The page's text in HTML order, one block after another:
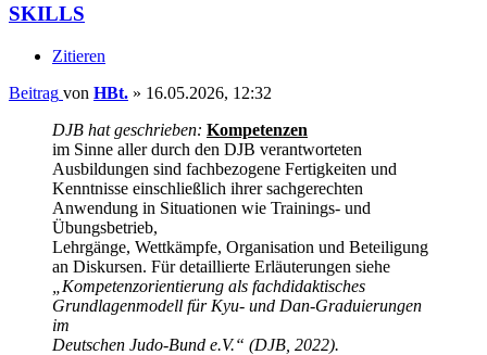
SKILLS
Zitieren
Beitrag von HBt. » 16.05.2026, 12:32
DJB hat geschrieben: Kompetenzen
im Sinne aller durch den DJB verantworteten
Ausbildungen sind fachbezogene Fertigkeiten und
Kenntnisse einschließlich ihrer sachgerechten
Anwendung in Situationen wie Trainings- und
Übungsbetrieb,
Lehrgänge, Wettkämpfe, Organisation und Beteiligung
an Diskursen. Für detaillierte Erläuterungen siehe
„Kompetenzorientierung als fachdidaktisches
Grundlagenmodell für Kyu- und Dan-Graduierungen
im
Deutschen Judo-Bund e.V.“ (DJB, 2022).